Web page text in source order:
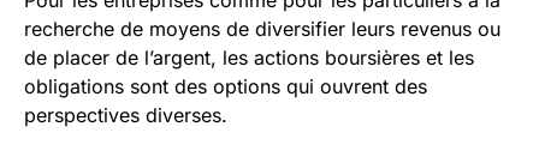
recherche de moyens de diversifier leurs revenus ou
de placer de l’argent, les actions boursières et les
obligations sont des options qui ouvrent des
perspectives diverses.